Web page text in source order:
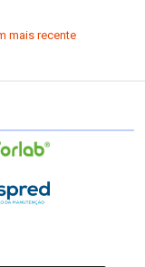
mais recente